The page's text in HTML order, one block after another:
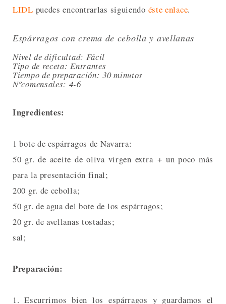
LIDL puedes encontrarlas siguiendo éste enlace.
Espárragos con crema de cebolla y avellanas
Nivel de dificultad: Fácil
Tipo de receta: Entrantes
Tiempo de preparación: 30 minutos
Nºcomensales: 4-6
Ingredientes:
1 bote de espárragos de Navarra:
50 gr. de aceite de oliva virgen extra + un poco más
para la presentación final;
200 gr. de cebolla;
50 gr. de agua del bote de los espárragos;
20 gr. de avellanas tostadas;
sal;
Preparación:
1. Escurrimos bien los espárragos y guardamos el